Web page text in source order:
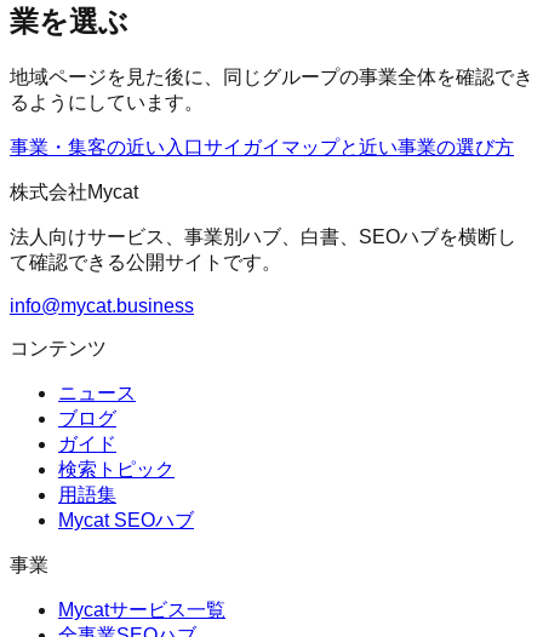
業を選ぶ
地域ページを見た後に、同じグループの事業全体を確認でき
るようにしています。
事業・集客の近い入口サイガイマップと近い事業の選び方
株式会社Mycat
法人向けサービス、事業別ハブ、白書、SEOハブを横断し
て確認できる公開サイトです。
info@mycat.business
コンテンツ
ニュース
ブログ
ガイド
検索トピック
用語集
Mycat SEOハブ
事業
Mycatサービス一覧